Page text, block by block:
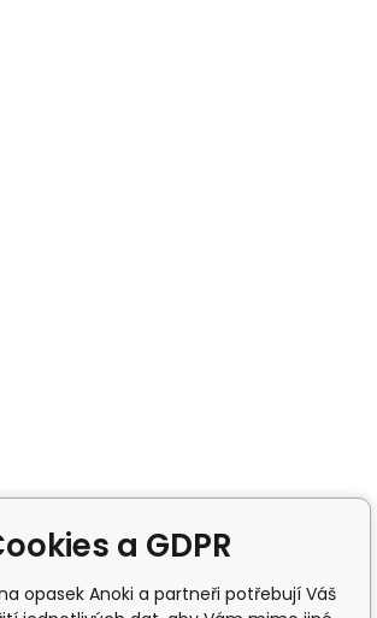
a GDPR
opasek Anoki a partneři potřebují Váš